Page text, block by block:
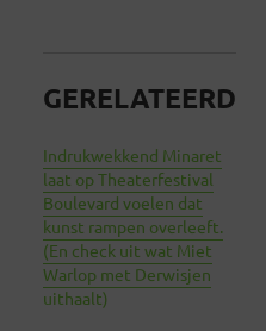
GERELATEERD
Indrukwekkend Minaret
laat op Theaterfestival
Boulevard voelen dat
kunst rampen overleeft.
(En check uit wat Miet
Warlop met Derwisjen
uithaalt)